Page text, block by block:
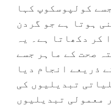
کولپوسکوپ کہا
ہوتا ہے جو گردن
کر دکھاتا ہے۔ یہ
صحت کے ماہر جسے
ذریعے انجام دیا
تبدیلیوں کی
معمولی تبدیلیوں